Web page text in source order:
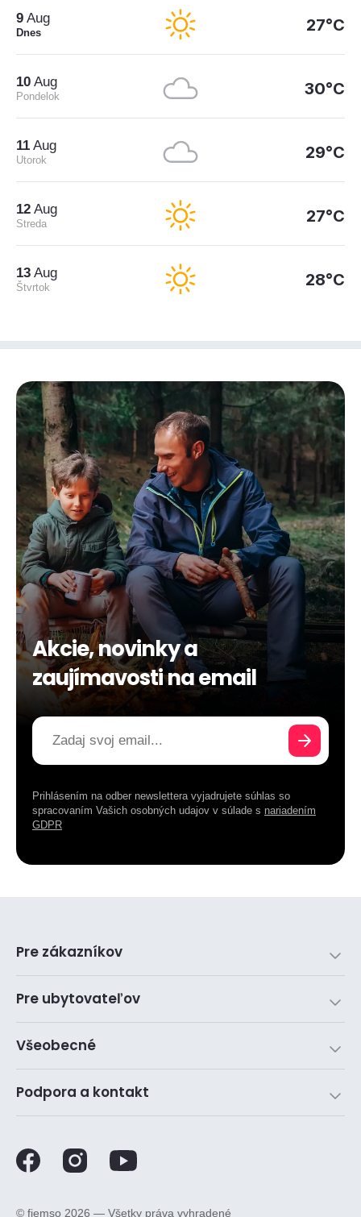
9 Aug
Dnes 27°C
10 Aug
Pondelok 30°C
11 Aug
Utorok 29°C
12 Aug
Streda 27°C
13 Aug
Štvrtok 28°C
Akcie, novinky a
zaujímavosti na email
Prihlásením na odber newslettera vyjadrujete súhlas so
spracovaním Vašich osobných udajov v súlade s nariadením
GDPR
Pre zákazníkov
Pre ubytovateľov
Všeobecné
Podpora a kontakt
©️ fiemso 2026 — Všetky práva vyhradené